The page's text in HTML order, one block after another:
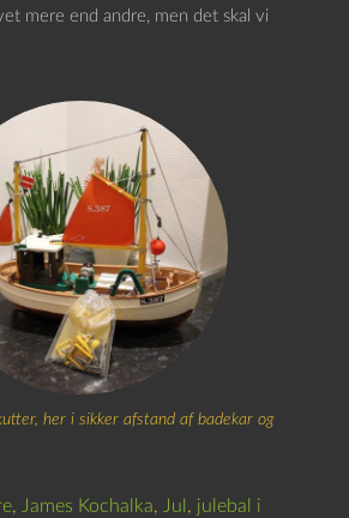
mere end andre, men det skal vi
her i sikker afstand af badekar og
, James Kochalka, Jul , julebal i